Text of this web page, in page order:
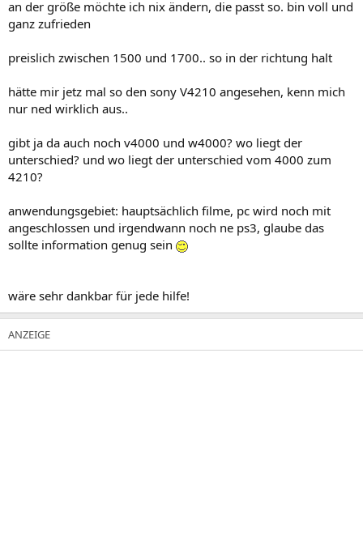
an der größe möchte ich nix ändern, die passt so. bin voll und
ganz zufrieden
preislich zwischen 1500 und 1700.. so in der richtung halt
hätte mir jetz mal so den sony V4210 angesehen, kenn mich
nur ned wirklich aus..
gibt ja da auch noch v4000 und w4000? wo liegt der
unterschied? und wo liegt der unterschied vom 4000 zum
4210?
anwendungsgebiet: hauptsächlich filme, pc wird noch mit
angeschlossen und irgendwann noch ne ps3, glaube das
sollte information genug sein
wäre sehr dankbar für jede hilfe!